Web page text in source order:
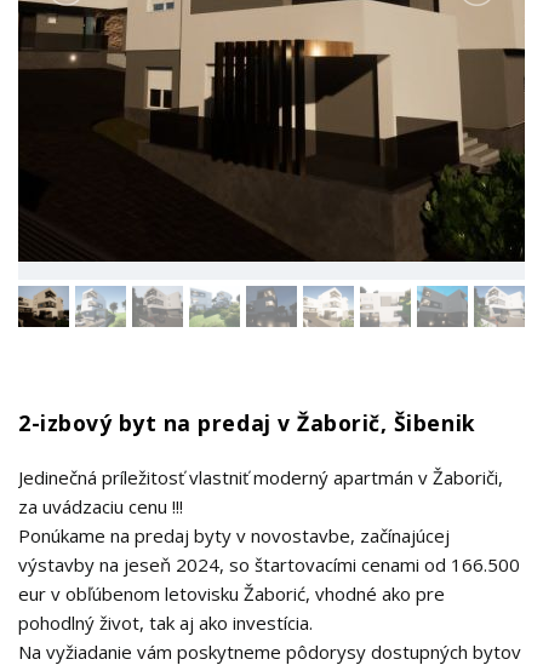
2-izbový byt na predaj v Žaborič, Šibenik
Jedinečná príležitosť vlastniť moderný apartmán v Žaboriči,
za uvádzaciu cenu !!!
Ponúkame na predaj byty v novostavbe, začínajúcej
výstavby na jeseň 2024, so štartovacími cenami od 166.500
eur v obľúbenom letovisku Žaborić, vhodné ako pre
pohodlný život, tak aj ako investícia.
Na vyžiadanie vám poskytneme pôdorysy dostupných bytov